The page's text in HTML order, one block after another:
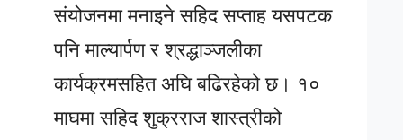
संयोजनमा मनाइने सहिद सप्ताह यसपटक
पनि माल्यार्पण र श्रद्धाञ्जलीका
कार्यक्रमसहित अघि बढिरहेको छ। १०
माघमा सहिद शुक्रराज शास्त्रीको